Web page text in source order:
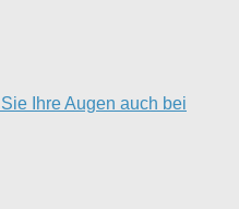
Ihre Augen auch bei